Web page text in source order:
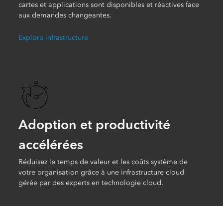
cartes et applications sont disponibles et réactives face
aux demandes changeantes.
Explore infrastructure
Adoption et productivité
accélérées
Réduisez le temps de valeur et les coûts système de
votre organisation grâce à une infrastructure cloud
gérée par des experts en technologie cloud.